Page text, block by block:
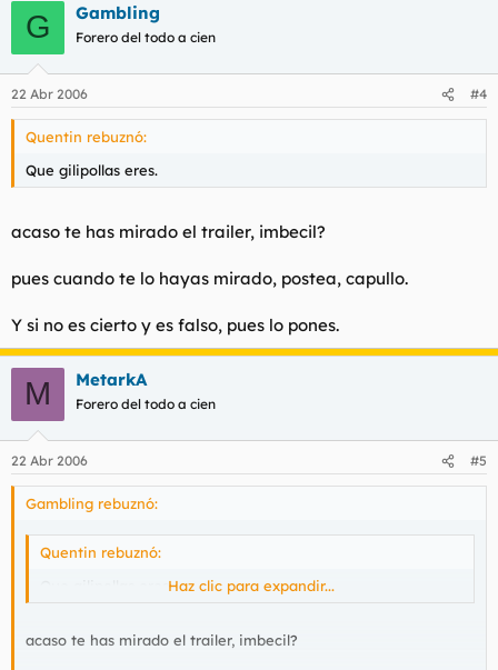
G Gambling
Forero del todo a cien
22 Abr 2006 #4
Quentin rebuznó:
Que gilipollas eres.
acaso te has mirado el trailer, imbecil?
pues cuando te lo hayas mirado, postea, capullo.
Y si no es cierto y es falso, pues lo pones.
M MetarkA
Forero del todo a cien
22 Abr 2006 #5
Gambling rebuznó:
Quentin rebuznó:
Que gilipollas eres.Haz clic para expandir...
acaso te has mirado el trailer, imbecil?